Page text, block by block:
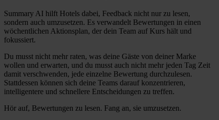
Summary AI hilft Hotels dabei, Feedback nicht nur zu lesen,
sondern auch umzusetzen. Es verwandelt Bewertungen in einen
wöchentlichen Aktionsplan, der dein Team auf Kurs hält und
fokussiert.
Du musst nicht mehr raten, was deine Gäste von deiner Marke
wollen und erwarten, und du musst auch nicht mehr jeden Tag Zeit
damit verschwenden, jede einzelne Bewertung durchzulesen.
Stattdessen können sich deine Teams darauf konzentrieren,
intelligentere und schnellere Entscheidungen zu treffen.
Hör auf, Bewertungen zu lesen. Fang an, sie umzusetzen.